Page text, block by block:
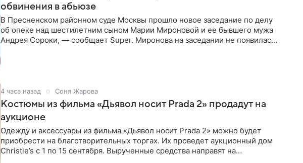
обвинения в абьюзе
В Пресненском районном суде Москвы прошло новое заседание по делу
об опеке над шестилетним сыном Марии Мироновой и ее бывшего мужа
Андрея Сороки, — сообщает Super. Миронова на заседании не появилась.
4 часа назад Соня Жарова
Костюмы из фильма «Дьявол носит Prada 2» продадут на
аукционе
Одежду и аксессуары из фильма «Дьявол носит Prada 2» можно будет
приобрести на благотворительных торгах. Их проведет аукционный дом
Christie’s с 1 по 15 сентября. Вырученные средства направят на